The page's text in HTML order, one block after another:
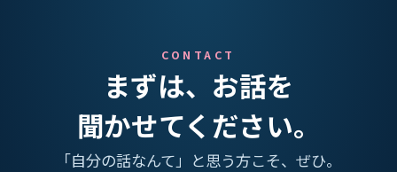
CONTACT
まずは、お話を
聞かせてください。
「自分の話なんて」と思う方こそ、ぜひ。